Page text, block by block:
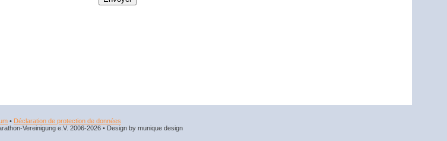
• Déclaration de protection de données
Vereinigung e.V. 2006-2026 • Design by munique design